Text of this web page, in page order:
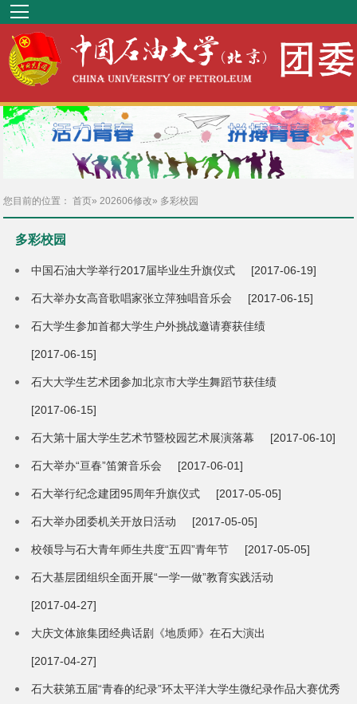
您目前的位置：首页»202606修改» 多彩校园
多彩校园
中国石油大学举行2017届毕业生升旗仪式 [2017-06-19]
石大举办女高音歌唱家张立萍独唱音乐会 [2017-06-15]
石大学生参加首都大学生户外挑战邀请赛获佳绩
[2017-06-15]
石大大学生艺术团参加北京市大学生舞蹈节获佳绩
[2017-06-15]
石大第十届大学生艺术节暨校园艺术展演落幕 [2017-06-10]
石大举办“亘春”笛箫音乐会 [2017-06-01]
石大举行纪念建团95周年升旗仪式 [2017-05-05]
石大举办团委机关开放日活动 [2017-05-05]
校领导与石大青年师生共度“五四”青年节 [2017-05-05]
石大基层团组织全面开展“一学一做”教育实践活动
[2017-04-27]
大庆文体旅集团经典话剧《地质师》在石大演出
[2017-04-27]
石大获第五届“青春的纪录”环太平洋大学生微纪录作品大赛优秀